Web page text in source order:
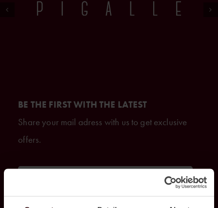
BE THE FIRST WITH THE LATEST
Share your mail adress with us to get exclusive
offers.